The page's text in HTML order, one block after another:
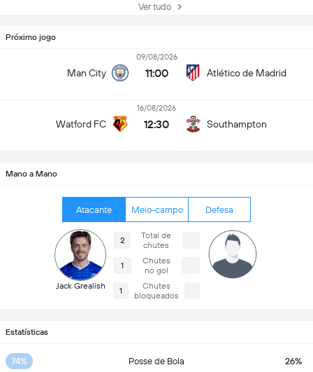
Ver tudo
Próximo jogo
Man City
09/08/2026
11:00 Atlético de Madrid
Watford FC
16/08/2026
12:30 Southampton
Mano a Mano
Atacante Meio-campo Defesa
Jack Grealish
2
Total de
chutes
1
Chutes
no gol
1
Chutes
bloqueados
Estatísticas
74% Posse de Bola 26%